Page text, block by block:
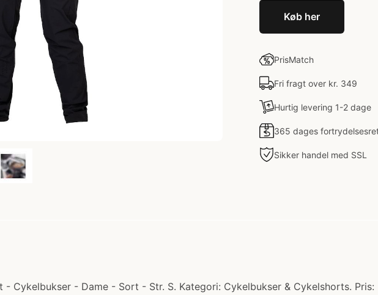
Køb her
PrisMatch
Fri fragt over kr. 349
Hurtig levering 1-2 dage
365 dages
Sikker handel med SSL
- Cykelbukser - Dame - Sort - Str. S. Kategori: Cykelbukser & Cykelshorts.